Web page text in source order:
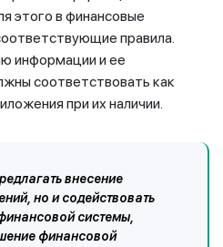
этого в финансовые
правила.
информации и ее
соответствовать как
при их наличии.
внесение
но и содействовать
системы,
финансовой